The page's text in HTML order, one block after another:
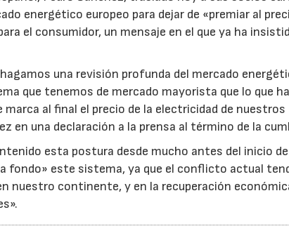
energético europeo para dejar de «premiar al
el consumidor, un mensaje en el que ya ha
una revisión profunda del mercado
que tenemos de mercado mayorista que lo que
al final el precio de la electricidad de nuestros
en una declaración a la prensa al término de la
esta postura desde mucho antes del inicio
fondo» este sistema, ya que el conflicto actual
nuestro continente, y en la recuperación